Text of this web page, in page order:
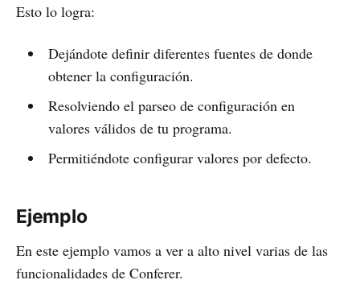
Esto lo logra:
Dejándote definir diferentes fuentes de donde
obtener la configuración.
Resolviendo el parseo de configuración en
valores válidos de tu programa.
Permitiéndote configurar valores por defecto.
Ejemplo
En este ejemplo vamos a ver a alto nivel varias de las
funcionalidades de Conferer.